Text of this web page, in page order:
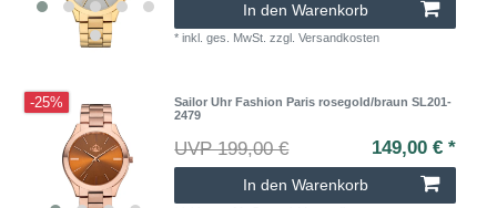
In den Warenkorb
*inkl. ges. MwSt. zzgl.Versandkosten
-25%
Sailor Uhr Fashion Paris rosegold/braun SL201-
2479
UVP 199,00 € 149,00 € *
In den Warenkorb